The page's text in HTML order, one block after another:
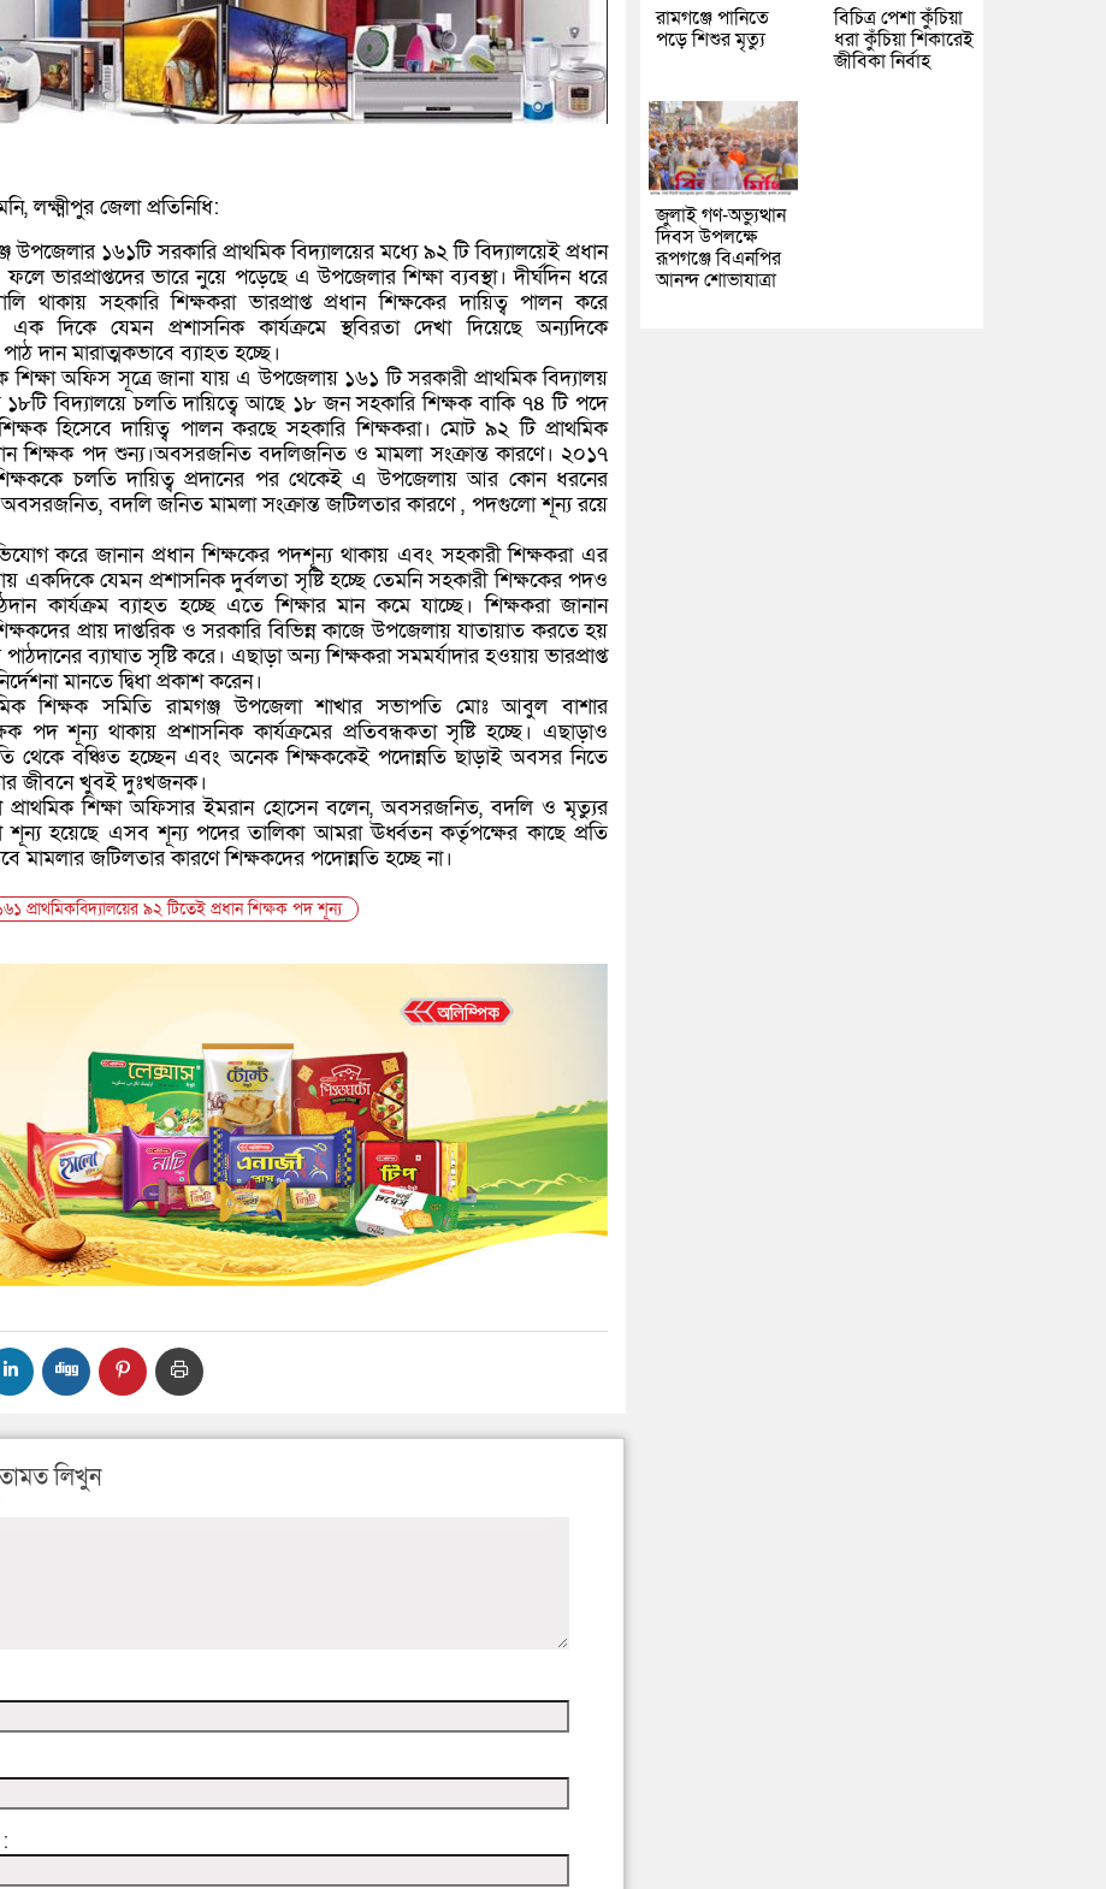
লক্ষ্মীপুর জেলা প্রতিনিধি:
উপজেলার ১৬১টি সরকারি প্রাথমিক বিদ্যালয়ের মধ্যে ৯২ টি বিদ্যালয়েই প্রধান
ভারপ্রাপ্তদের ভারে নুয়ে পড়েছে এ উপজেলার শিক্ষা ব্যবস্থা। দীর্ঘদিন ধরে
থাকায় সহকারি শিক্ষকরা ভারপ্রাপ্ত প্রধান শিক্ষকের দায়িত্ব পালন করে
দিকে যেমন প্রশাসনিক কার্যক্রমে স্থবিরতা দেখা দিয়েছে অন্যদিকে
দান মারাত্মকভাবে ব্যাহত হচ্ছে।
শিক্ষা অফিস সূত্রে জানা যায় এ উপজেলায় ১৬১ টি সরকারী প্রাথমিক বিদ্যালয়
১৮টি বিদ্যালয়ে চলতি দায়িত্বে আছে ১৮ জন সহকারি শিক্ষক বাকি ৭৪ টি পদে
শিক্ষক হিসেবে দায়িত্ব পালন করছে সহকারি শিক্ষকরা। মোট ৯২ টি প্রাথমিক
শিক্ষক পদ শুন্য।অবসরজনিত বদলিজনিত ও মামলা সংক্রান্ত কারণে। ২০১৭
চলতি দায়িত্ব প্রদানের পর থেকেই এ উপজেলায় আর কোন ধরনের
অবসরজনিত, বদলি জনিত মামলা সংক্রান্ত জটিলতার কারণে , পদগুলো শূন্য রয়ে
করে জানান প্রধান শিক্ষকের পদশূন্য থাকায় এবং সহকারী শিক্ষকরা এর
একদিকে যেমন প্রশাসনিক দুর্বলতা সৃষ্টি হচ্ছে তেমনি সহকারী শিক্ষকের পদও
কার্যক্রম ব্যাহত হচ্ছে এতে শিক্ষার মান কমে যাচ্ছে। শিক্ষকরা জানান
শিক্ষকদের প্রায় দাপ্তরিক ও সরকারি বিভিন্ন কাজে উপজেলায় যাতায়াত করতে হয়
পাঠদানের ব্যাঘাত সৃষ্টি করে। এছাড়া অন্য শিক্ষকরা সমমর্যাদার হওয়ায় ভারপ্রাপ্ত
মানতে দ্বিধা প্রকাশ করেন।
শিক্ষক সমিতি রামগঞ্জ উপজেলা শাখার সভাপতি মোঃ আবুল বাশার
পদ শূন্য থাকায় প্রশাসনিক কার্যক্রমের প্রতিবন্ধকতা সৃষ্টি হচ্ছে। এছাড়াও
থেকে বঞ্চিত হচ্ছেন এবং অনেক শিক্ষককেই পদোন্নতি ছাড়াই অবসর নিতে
জীবনে খুবই দুঃখজনক।
প্রাথমিক শিক্ষা অফিসার ইমরান হোসেন বলেন, অবসরজনিত, বদলি ও মৃত্যুর
হয়েছে এসব শূন্য পদের তালিকা আমরা ঊর্ধ্বতন কর্তৃপক্ষের কাছে প্রতি
মামলার জটিলতার কারণে শিক্ষকদের পদোন্নতি হচ্ছে না।
প্রাথমিকবিদ্যালয়ের ৯২ টিতেই প্রধান শিক্ষক পদ শূন্য
লিখুন
রামগঞ্জে পানিতে
পড়ে শিশুর মৃত্যু
বিচিত্র পেশা কুঁচিয়া
ধরা কুঁচিয়া শিকারেই
জীবিকা নির্বাহ
জুলাই গণ-অভ্যুত্থান
দিবস উপলক্ষে
রূপগঞ্জে বিএনপির
আনন্দ শোভাযাত্রা